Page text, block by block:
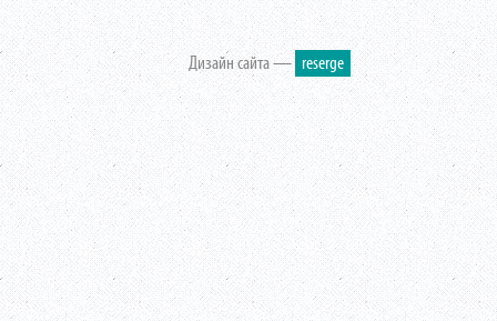
Дизайн сайта — reserge